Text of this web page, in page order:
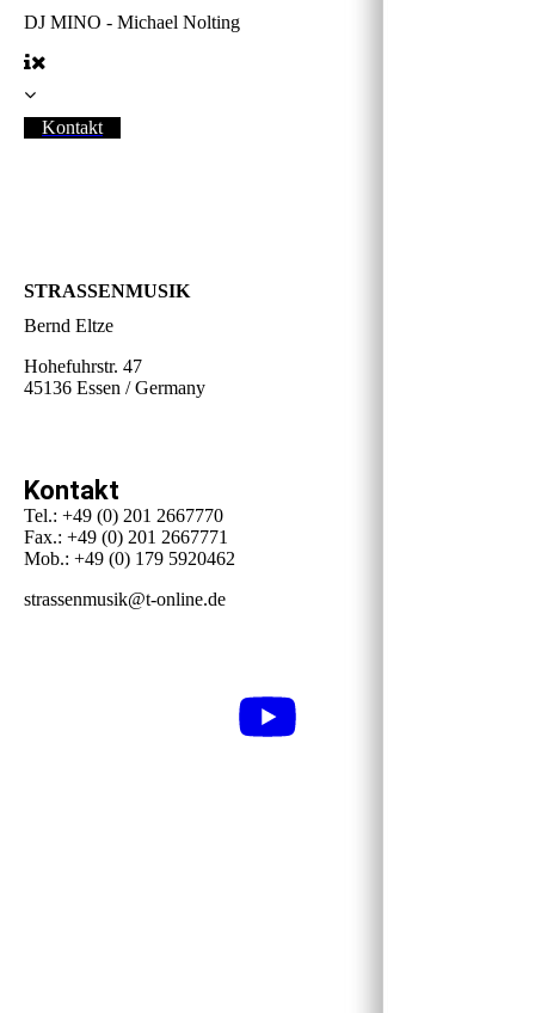
DJ MINO - Michael Nolting
Kontakt
STRASSENMUSIK
Bernd Eltze
Hohefuhrstr. 47
45136 Essen / Germany
Kontakt
Tel.: +49 (0) 201 2667770
Fax.: +49 (0) 201 2667771
Mob.: +49 (0) 179 5920462
strassenmusik@t-online.de